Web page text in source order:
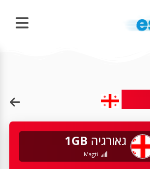
גאורגיה 1GB